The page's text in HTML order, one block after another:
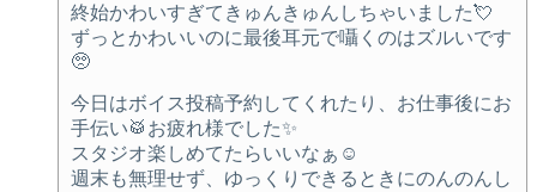
終始かわいすぎてきゅんきゅんしちゃいました💘
ずっとかわいいのに最後耳元で囁くのはズルいです
🥺
今日はボイス投稿予約してくれたり、お仕事後にお
手伝い🥁お疲れ様でした✨
スタジオ楽しめてたらいいなぁ☺️
週末も無理せず、ゆっくりできるときにのんのんし